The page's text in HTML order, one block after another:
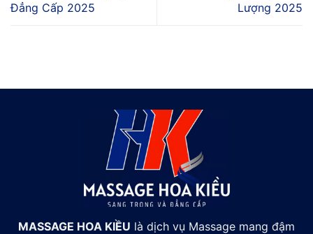
Đẳng Cấp 2025
Lượng 2025
MASSAGE HOA KIỀU là dịch vụ Massage mang đậm